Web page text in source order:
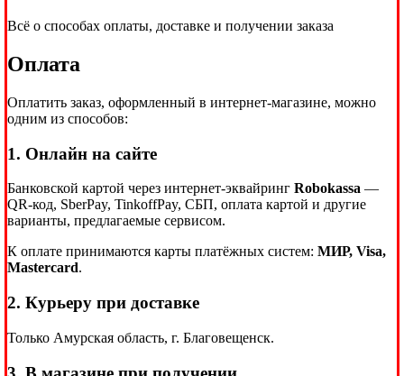
Всё о способах оплаты, доставке и получении заказа
Оплата
Оплатить заказ, оформленный в интернет-магазине, можно
одним из способов:
1. Онлайн на сайте
Банковской картой через интернет-эквайринг Robokassa —
QR-код, SberPay, TinkoffPay, СБП, оплата картой и другие
варианты, предлагаемые сервисом.
К оплате принимаются карты платёжных систем: МИР, Visa,
Mastercard.
2. Курьеру при доставке
Только Амурская область, г. Благовещенск.